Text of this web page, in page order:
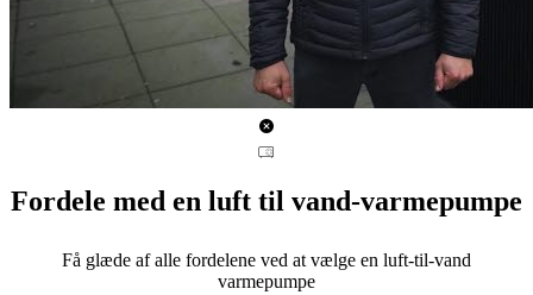
Fordele med en luft til vand-varmepumpe
Få glæde af alle fordelene ved at vælge en luft-til-vand
varmepumpe